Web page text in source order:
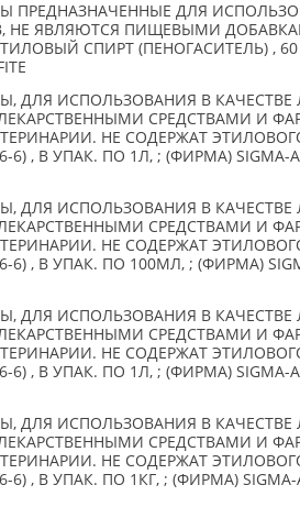
ДЛЯ
НЕ ЯВЛЯЮТСЯ ПИЩЕВЫМИ
СПИРТ (ПЕНОГАСИТЕЛЬ) ,
ДЛЯ ИСПОЛЬЗОВАНИЯ В КАЧЕСТВЕ
СРЕДСТВАМИ И
НЕ СОДЕРЖАТ
, В УПАК. ПО 1Л, ; (ФИРМА) SIGMA-
ДЛЯ ИСПОЛЬЗОВАНИЯ В КАЧЕСТВЕ
СРЕДСТВАМИ И
НЕ СОДЕРЖАТ
6) , В УПАК. ПО 100МЛ, ; (ФИРМА)
ДЛЯ ИСПОЛЬЗОВАНИЯ В КАЧЕСТВЕ
СРЕДСТВАМИ И
НЕ СОДЕРЖАТ
, В УПАК. ПО 1Л, ; (ФИРМА) SIGMA-
ДЛЯ ИСПОЛЬЗОВАНИЯ В КАЧЕСТВЕ
СРЕДСТВАМИ И
НЕ СОДЕРЖАТ
, В УПАК. ПО 1КГ, ; (ФИРМА) SIGMA-